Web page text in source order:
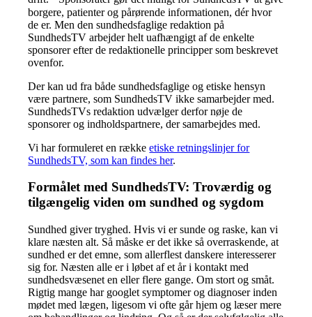
borgere, patienter og pårørende informationen, dér hvor
de er. Men den sundhedsfaglige redaktion på
SundhedsTV arbejder helt uafhængigt af de enkelte
sponsorer efter de redaktionelle principper som beskrevet
ovenfor.
Der kan ud fra både sundhedsfaglige og etiske hensyn
være partnere, som SundhedsTV ikke samarbejder med.
SundhedsTVs redaktion udvælger derfor nøje de
sponsorer og indholdspartnere, der samarbejdes med.
Vi har formuleret en rækkeetiske retningslinjer for
SundhedsTV, som kan findes her.
Formålet med SundhedsTV: Troværdig og
tilgængelig viden om sundhed og sygdom
Sundhed giver tryghed. Hvis vi er sunde og raske, kan vi
klare næsten alt. Så måske er det ikke så overraskende, at
sundhed er det emne, som allerflest danskere interesserer
sig for. Næsten alle er i løbet af et år i kontakt med
sundhedsvæsenet en eller flere gange. Om stort og småt.
Rigtig mange har googlet symptomer og diagnoser inden
mødet med lægen, ligesom vi ofte går hjem og læser mere